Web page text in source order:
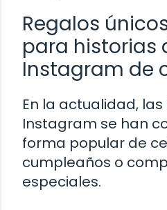
Regalos
para historias
Instagram de
En la actualidad,
Instagram se han
forma popular de
cumpleaños o
especiales.